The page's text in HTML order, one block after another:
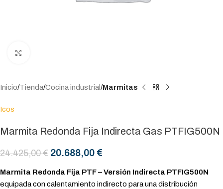
Inicio Tienda Cocina industrial Marmitas
Icos
Marmita Redonda Fija Indirecta Gas PTFIG500N
24.425,00€ 20.688,00 €
Marmita Redonda Fija PTF – Versión Indirecta PTFIG500N
equipada con calentamiento indirecto para una distribución